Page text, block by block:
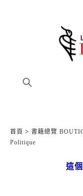
首頁 > 書籍總覽
Politique
這